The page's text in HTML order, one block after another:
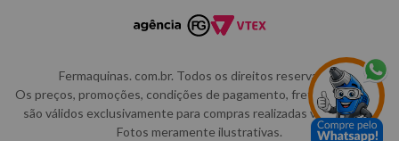
Fermaquinas. com.br. Todos os direitos reservados.
Os preços, promoções, condições de pagamento, frete e produtos
são válidos exclusivamente para compras realizadas via internet,
Fotos meramente ilustrativas.